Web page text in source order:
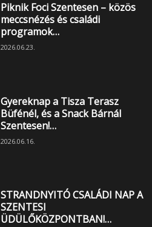
Piknik Foci Szentesen – közös
meccsnézés és családi
programok…
2026.06.23.
Gyereknap a Tisza Terasz
Büfénél, és a Snack Bárnál
Szentesen!…
2026.06.16.
STRANDNYITÓ CSALÁDI NAP A
SZENTESI
ÜDÜLŐKÖZPONTBAN!…